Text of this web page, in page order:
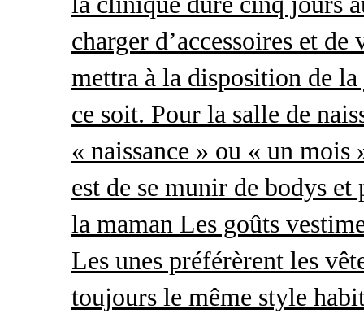
charger d’accessoires et
mettra à la disposition de
ce soit. Pour la salle de
« naissance » ou « un
est de se munir de bodys
la maman Les goûts
Les unes préférèrent les
toujours le même style